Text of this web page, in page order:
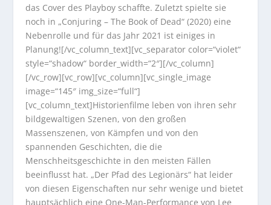
das Cover des Playboy schaffte. Zuletzt spielte sie
noch in „Conjuring – The Book of Dead“ (2020) eine
Nebenrolle und für das Jahr 2021 ist einiges in
Planung![/vc_column_text][vc_separator color=“violet“
style=“shadow“ border_width=“2″][/vc_column]
[/vc_row][vc_row][vc_column][vc_single_image
image=“145″ img_size=“full“]
[vc_column_text]Historienfilme leben von ihren sehr
bildgewaltigen Szenen, von den großen
Massenszenen, von Kämpfen und von den
spannenden Geschichten, die die
Menschheitsgeschichte in den meisten Fällen
beeinflusst hat. „Der Pfad des Legionärs“ hat leider
von diesen Eigenschaften nur sehr wenige und bietet
hauptsächlich eine One-Man-Performance von Lee